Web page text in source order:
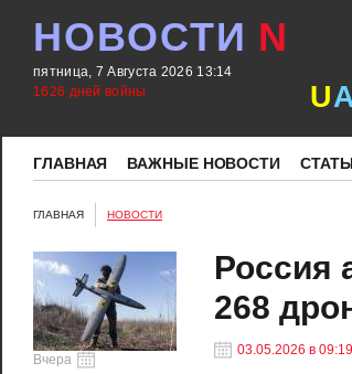
НОВОСТИ N
пятница, 7 Августа 2026 13:14
1626 дней войны
U
ГЛАВНАЯ ВАЖНЫЕ НОВОСТИ
ГЛАВНАЯ НОВОСТИ
Вчера
Россия
268
03.05.2026 в 09:19